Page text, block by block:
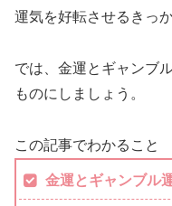
運気を好転させるきっ
では、金運とギャンブ
ものにしましょう。
この記事でわかること
金運とギャンブル